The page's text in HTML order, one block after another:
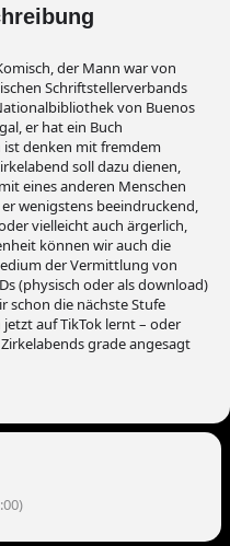
der Mann war von
Schriftstellerverbands
von Buenos
er hat ein Buch
denken mit fremdem
soll dazu dienen,
eines anderen Menschen
wenigstens beeindruckend,
vielleicht auch ärgerlich,
können wir auch die
der Vermittlung von
(physisch oder als download)
schon die nächste Stufe
auf TikTok lernt – oder
grade angesagt